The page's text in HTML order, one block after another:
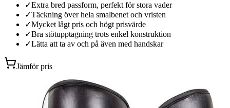
✓Extra bred passform, perfekt för stora vader
✓Täckning över hela smalbenet och vristen
✓Mycket lågt pris och högt prisvärde
✓Bra stötupptagning trots enkel konstruktion
✓Lätta att ta av och på även med handskar
Jämför pris